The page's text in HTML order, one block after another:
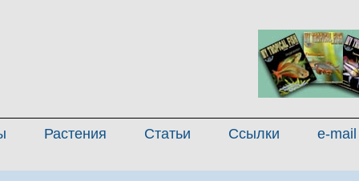
Растения Статьи Ссылки e-mail